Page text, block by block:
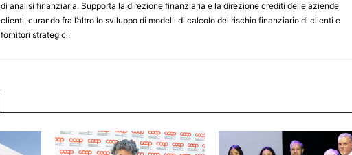
di analisi finanziaria. Supporta la direzione finanziaria e la direzione crediti delle aziende
clienti, curando fra l’altro lo sviluppo di modelli di calcolo del rischio finanziario di clienti e
fornitori strategici.